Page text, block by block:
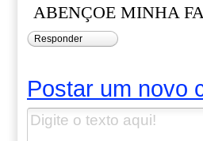
ABENÇOE MINHA
Responder
Postar um novo